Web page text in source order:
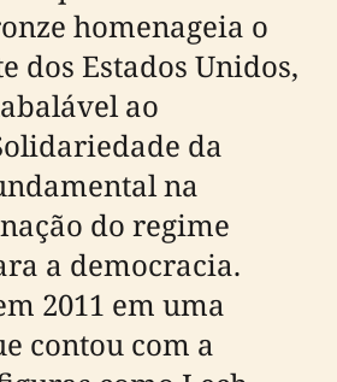
homenageia o
dos Estados Unidos,
ao
da
na
do regime
a democracia.
2011 em uma
contou com a